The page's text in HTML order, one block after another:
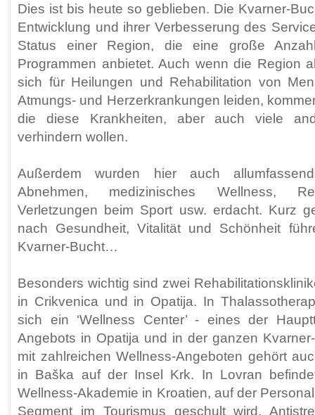
Dies ist bis heute so geblieben. Die Kvarner-
Entwicklung und ihrer Verbesserung des
Status einer Region, die eine große
Programmen anbietet. Auch wenn die Region
sich für Heilungen und Rehabilitation von
Atmungs- und Herzerkrankungen leiden,
die diese Krankheiten, aber auch viele
verhindern wollen.
Außerdem wurden hier auch
Abnehmen, medizinisches Wellness,
Verletzungen beim Sport usw. erdacht. Kurz
nach Gesundheit, Vitalität und Schönheit
Kvarner-Bucht…
Besonders wichtig sind zwei
in Crikvenica und in Opatija. In
sich ein ‘Wellness Center’ - eines der
Angebots in Opatija und in der ganzen
mit zahlreichen Wellness-Angeboten gehört
in Baška auf der Insel Krk. In Lovran
Wellness-Akademie in Kroatien, auf der
Segment im Tourismus geschult wird.